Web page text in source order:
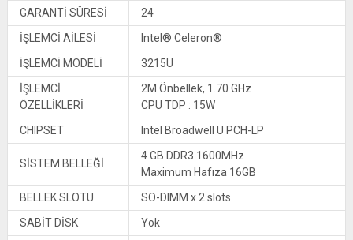
GARANTİ SÜRESİ
24
İŞLEMCİ AİLESİ
Intel® Celeron®
İŞLEMCİ MODELİ
3215U
İŞLEMCİ
ÖZELLİKLERİ
2M Önbellek, 1.70 GHz
CPU TDP : 15W
CHIPSET
Intel Broadwell U PCH-LP
SİSTEM BELLEĞİ
4 GB DDR3 1600MHz
Maximum Hafıza 16GB
BELLEK SLOTU
SO-DIMM x 2 slots
SABİT DİSK
Yok